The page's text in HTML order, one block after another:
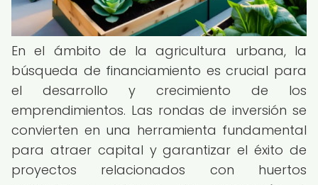
En el ámbito de la agricultura urbana, la
búsqueda de financiamiento es crucial para
el desarrollo y crecimiento de los
emprendimientos. Las rondas de inversión se
convierten en una herramienta fundamental
para atraer capital y garantizar el éxito de
proyectos relacionados con huertos